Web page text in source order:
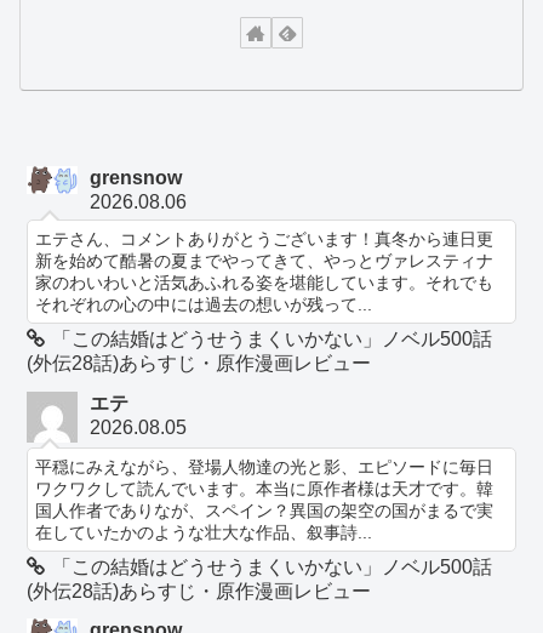
grensnow
2026.08.06
エテさん、コメントありがとうございます！真冬から連日更
新を始めて酷暑の夏までやってきて、やっとヴァレスティナ
家のわいわいと活気あふれる姿を堪能しています。それでも
それぞれの心の中には過去の想いが残って...
「この結婚はどうせうまくいかない」ノベル500話
(外伝28話)あらすじ・原作漫画レビュー
エテ
2026.08.05
平穏にみえながら、登場人物達の光と影、エピソードに毎日
ワクワクして読んでいます。本当に原作者様は天才です。韓
国人作者でありなが、スペイン？異国の架空の国がまるで実
在していたかのような壮大な作品、叙事詩...
「この結婚はどうせうまくいかない」ノベル500話
(外伝28話)あらすじ・原作漫画レビュー